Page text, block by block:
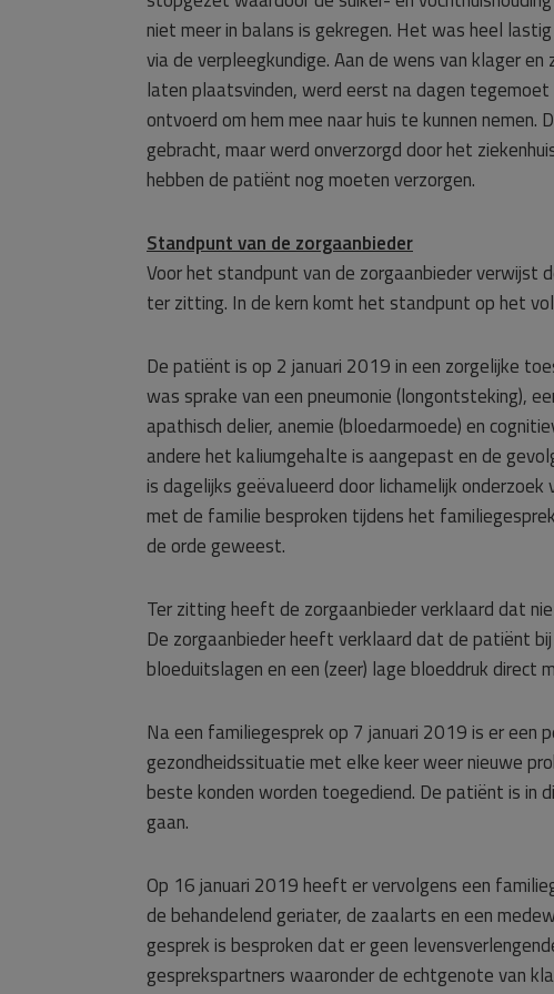
niet meer in balans is gekregen. Het was heel
via de verpleegkundige. Aan de wens van klager
laten plaatsvinden, werd eerst na dagen
ontvoerd om hem mee naar huis te kunnen
gebracht, maar werd onverzorgd door het
hebben de patiënt nog moeten verzorgen.
Standpunt van de zorgaanbieder
Voor het standpunt van de zorgaanbieder verwijst
ter zitting. In de kern komt het standpunt op het
De patiënt is op 2 januari 2019 in een zorgelijke
was sprake van een pneumonie (longontsteking),
apathisch delier, anemie (bloedarmoede) en
andere het kaliumgehalte is aangepast en de
is dagelijks geëvalueerd door lichamelijk
met de familie besproken tijdens het
de orde geweest.
Ter zitting heeft de zorgaanbieder verklaard dat
De zorgaanbieder heeft verklaard dat de patiënt
bloeduitslagen en een (zeer) lage bloeddruk
Na een familiegesprek op 7 januari 2019 is er een
gezondheidssituatie met elke keer weer nieuwe
beste konden worden toegediend. De patiënt is in
gaan.
Op 16 januari 2019 heeft er vervolgens een
de behandelend geriater, de zaalarts en een
gesprek is besproken dat er geen
gesprekspartners waaronder de echtgenote van